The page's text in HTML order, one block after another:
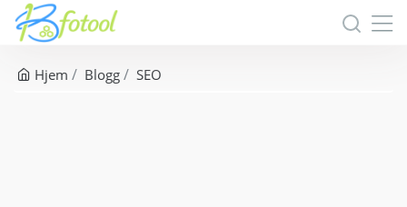
Hjem Blogg SEO